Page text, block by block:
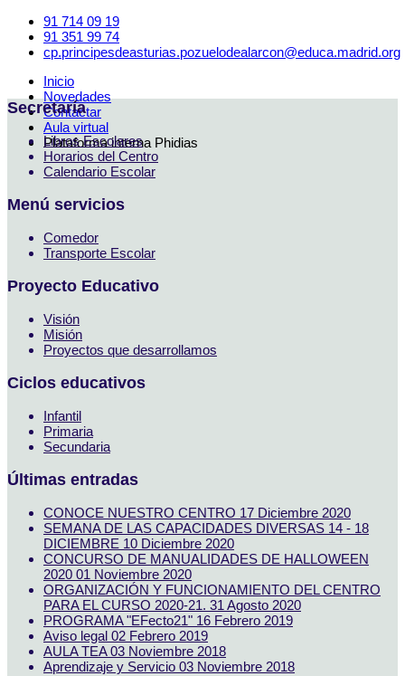
91 714 09 19
91 351 99 74
cp.principesdeasturias.pozuelodealarcon@educa.madrid.org
Inicio
Novedades
Contactar
Aula virtual
Plataforma interna Phidias
Secretaría
Libros Escolares
Horarios del Centro
Calendario Escolar
Menú servicios
Comedor
Transporte Escolar
Proyecto Educativo
Visión
Misión
Proyectos que desarrollamos
Ciclos educativos
Infantil
Primaria
Secundaria
Últimas entradas
CONOCE NUESTRO CENTRO 17 Diciembre 2020
SEMANA DE LAS CAPACIDADES DIVERSAS 14 - 18
DICIEMBRE 10 Diciembre 2020
CONCURSO DE MANUALIDADES DE HALLOWEEN
2020 01 Noviembre 2020
ORGANIZACIÓN Y FUNCIONAMIENTO DEL CENTRO
PARA EL CURSO 2020-21. 31 Agosto 2020
PROGRAMA "EFecto21" 16 Febrero 2019
Aviso legal 02 Febrero 2019
AULA TEA03 Noviembre 2018
Aprendizaje y Servicio 03 Noviembre 2018